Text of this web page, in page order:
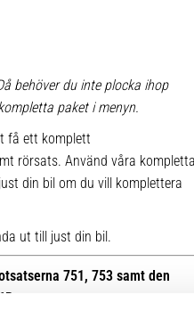
behöver du inte plocka ihop
paket i menyn.
få ett komplett
rörsats. Använd våra kompletta
din bil om du vill komplettera
ut till just din bil.
751, 753 samt den